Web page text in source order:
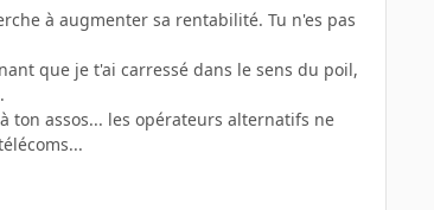
à augmenter sa rentabilité. Tu n'es pas
que je t'ai carressé dans le sens du poil,
ton assos... les opérateurs alternatifs ne